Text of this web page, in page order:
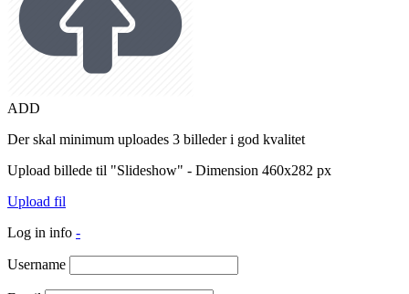
ADD
Der skal minimum uploades 3 billeder i god kvalitet
Upload billede til "Slideshow" - Dimension 460x282 px
Upload fil
Log in info -
Username